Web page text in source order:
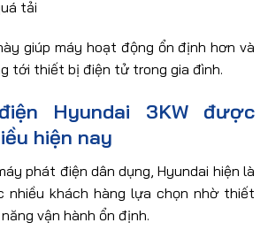
tải
giúp máy hoạt động ổn định hơn và
tới thiết bị điện tử trong gia đình.
Hyundai 3KW được
hiện nay
phát điện dân dụng, Hyundai hiện là
nhiều khách hàng lựa chọn nhờ thiết
vận hành ổn định.